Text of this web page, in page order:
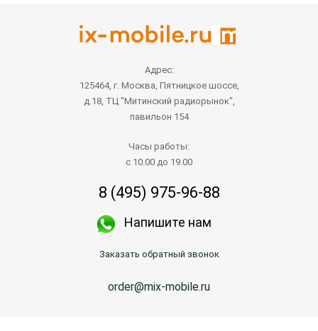
Адрес:
125464, г. Москва, Пятницкое шоссе,
д.18, ТЦ "Митинский радиорынок",
павильон 154
Часы работы:
с 10.00 до 19.00
8 (495) 975-96-88
Напишите нам
Заказать обратный звонок
order@mix-mobile.ru